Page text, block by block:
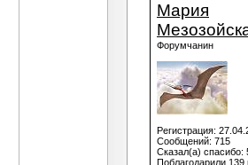
Мария
Форумчанин
Регистрация:
Сообщений: 715
Сказал(а) спасибо:
Поблагодарили 139